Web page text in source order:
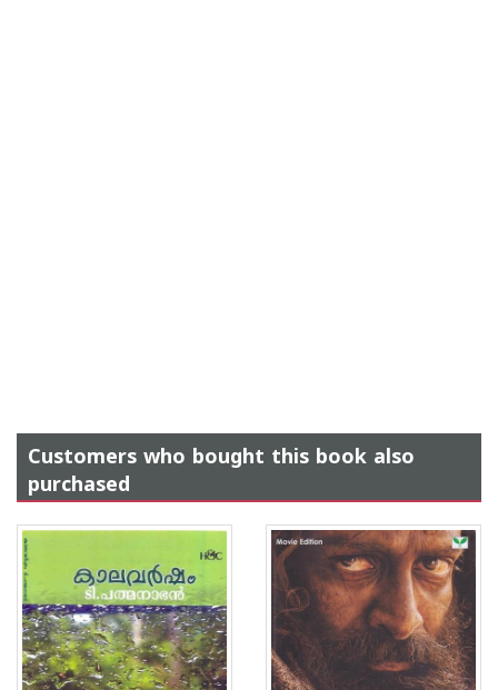
Customers who bought this book also
purchased